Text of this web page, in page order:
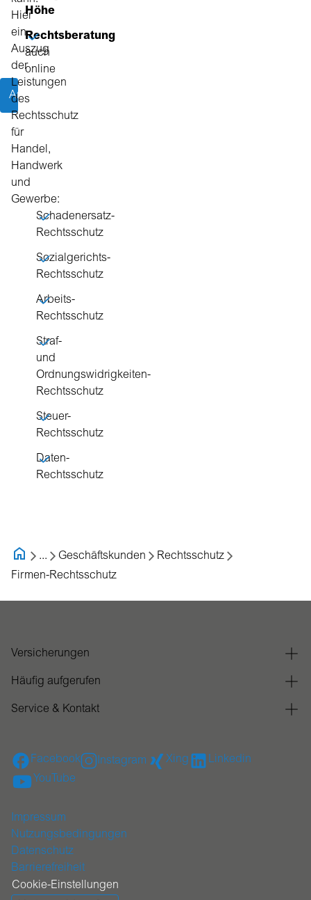
Höhe
Rechtsberatung
auch
online
Angebot anfragen
Hier
ein
Auszug
der
Leistungen
des
Rechtsschutz
für
Handel,
Handwerk
und
Gewerbe:
Schadenersatz-
Rechtsschutz
Sozialgerichts-
Rechtsschutz
Arbeits-
Rechtsschutz
Straf-
und
Ordnungswidrigkeiten-
Rechtsschutz
Steuer-
Rechtsschutz
Daten-
Rechtsschutz
... Geschäftskunden
Rechtsschutz
Firmen-Rechtsschutz
Versicherungen
Häufig aufgerufen
Service & Kontakt
Facebook Instagram Xing
Linkedin
YouTube
Impressum
Nutzungsbedingungen
Datenschutz
Barrierefreiheit
Cookie-Einstellungen